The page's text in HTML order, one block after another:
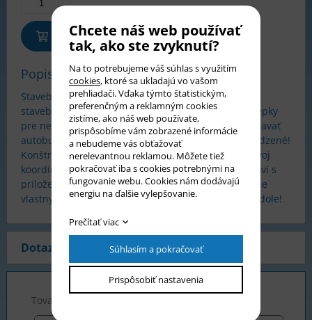
Pridať do košíka
Popis tovaru
Stavebnica Clicformers 110 dielov obsahuje 78
stavebných dielov, 32 dielov príslušenstva a samolepky
pre neobmedzenú zábavu. S touto sadou môžete stavať
autobus, kačicu alebo robota, možnosti sú neobmedzené!
Konštrukčné hračky Clicformers sú ideálne pre rozvoj
koordinácie detí vo veku 4-12 rokov. Až budete hotoví s
priloženými návodmi, môžete pracovať na vytváranie
vlastných nápadov. Pre inšpiráciu pozrite na video dole!
Dotaz na produkt
Tovar *
Chcete náš web používať
tak, ako ste zvyknutí?
Na to potrebujeme váš súhlas s využitím
cookies, ktoré sa ukladajú vo vašom
prehliadači. Vďaka týmto štatistickým,
preferenčným a reklamným cookies
zistíme, ako náš web používate,
prispôsobíme vám zobrazené informácie
a nebudeme vás obťažovať
nerelevantnou reklamou. Môžete tiež
pokračovať iba s cookies potrebnými na
fungovanie webu. Cookies nám dodávajú
energiu na ďalšie vylepšovanie.
Prečítať viac
Súhlasím a pokračovať
Prispôsobiť nastavenia